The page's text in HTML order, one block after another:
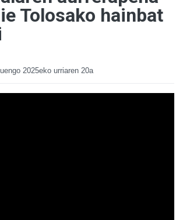
Tolosako hainbat
2025eko urriaren 20a